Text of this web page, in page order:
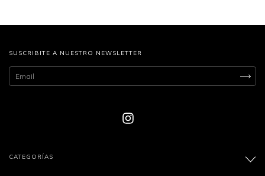
SUSCRIBITE A NUESTRO NEWSLETTER
CATEGORÍAS